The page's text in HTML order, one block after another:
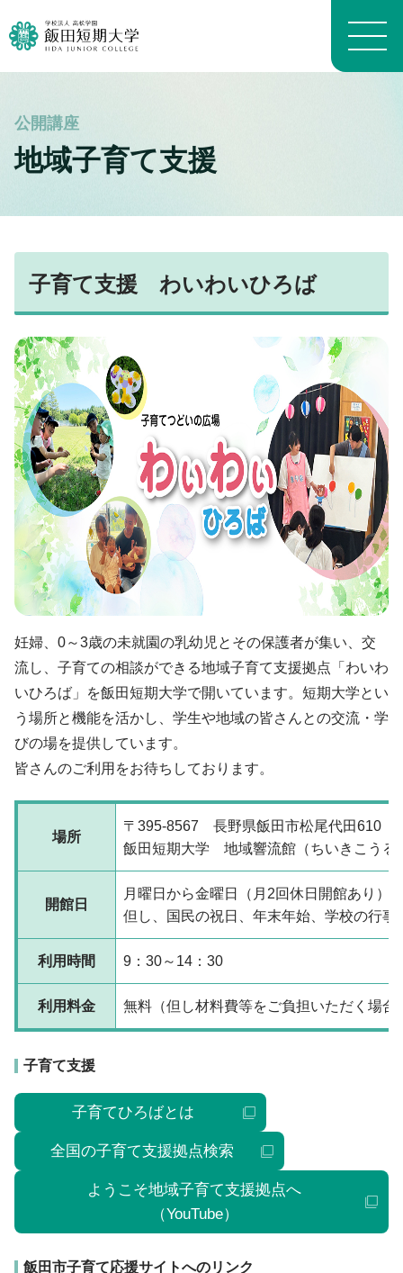
大学概要トップ
建学の精神
学科・専攻の教育目的
沿革
よくある質問 FAQ
いいたん基礎教育通信
財務情報
学科案内トップ
生活科学学科介護福祉専攻
生活科学学科食物栄養専攻
看護学科
養護教育専攻
地域看護学専攻
助産学専攻
基礎教養科目・ゼミナール
アクセスマップ
キャンパスマップ
進路トップ
進学・編入学
卒業生インタビュー
キャンパスライフトップ
イベント
学生生活経済学
クラブ・同好会
入試情報トップ
入学手続・納入金・授業料
交通案内
図書館トップ
利用案内
利用規程
情報の探し方
図書館活用術
オープンキャンパス
公開講座トップ
地域連携センター
公開講座一覧
出張講座・出前講座・講師派遣
その他の講座一覧
子育て支援・わいわいひろば
地域子育て支援
子育て支援 わいわいひろば
妊婦、0～3歳の未就園の乳幼児とその保護者が集い、交
流し、子育ての相談ができる地域子育て支援拠点「わいわ
いひろば」を飯田短期大学で開いています。短期大学とい
う場所と機能を活かし、学生や地域の皆さんとの交流・学
びの場を提供しています。
皆さんのご利用をお待ちしております。
場所
〒395-8567 長野県飯田市松尾代田610
飯田短期大学 地域響流館（ちいきこうる
開館日
月曜日から金曜日（月2回休日開館あり）
但し、国民の祝日、年末年始、学校の行
利用時間 9：30～14：30
利用料金 無料（但し材料費等をご負担いただく場合
子育て支援
子育てひろばとは
全国の子育て支援拠点検索
ようこそ地域子育て支援拠点へ
（YouTube）
飯田市子育て応援サイトへのリンク